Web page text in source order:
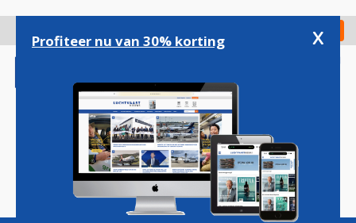
gaan
Check in
Magazine Podcasts Vacatures
Profiteer nu van 30% korting x